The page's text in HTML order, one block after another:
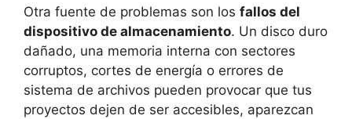
Otra fuente de problemas son los fallos del
dispositivo de almacenamiento. Un disco duro
dañado, una memoria interna con sectores
corruptos, cortes de energía o errores de
sistema de archivos pueden provocar que tus
proyectos dejen de ser accesibles, aparezcan